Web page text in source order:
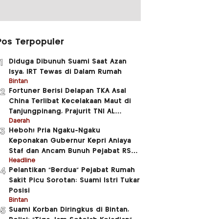
Terpopuler
Diduga Dibunuh Suami Saat Azan
Isya, IRT Tewas di Dalam Rumah
Bintan
Fortuner Berisi Delapan TKA Asal
China Terlibat Kecelakaan Maut di
Tanjungpinang, Prajurit TNI AL
Meninggal Dunia
Daerah
Heboh! Pria Ngaku-Ngaku
Keponakan Gubernur Kepri Aniaya
Staf dan Ancam Bunuh Pejabat RSUD
RAT
Headline
Pelantikan “Berdua” Pejabat Rumah
Sakit Picu Sorotan: Suami Istri Tukar
Posisi
Bintan
Suami Korban Diringkus di Bintan,